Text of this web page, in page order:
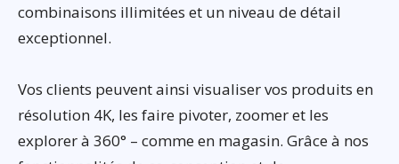
combinaisons illimitées et un niveau de détail
exceptionnel.
Vos clients peuvent ainsi visualiser vos produits en
résolution 4K, les faire pivoter, zoomer et les
explorer à 360° – comme en magasin. Grâce à nos